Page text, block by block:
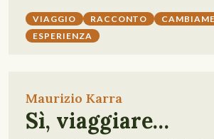
VIAGGIO RACCONTO
ESPERIENZA
Maurizio Karra
Sì, viaggiare…